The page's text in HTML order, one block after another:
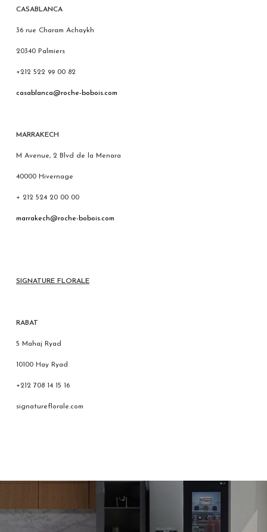
CASABLANCA
36 rue Charam Achaykh
20340 Palmiers
+212 522 99 00 82
casablanca@roche-bobois.com
MARRAKECH
M Avenue, 2 Blvd de la Menara
40000 Hivernage
+ 212 524 20 00 00
marrakech@roche-bobois.com
SIGNATURE FLORALE
RABAT
5 Mahaj Ryad
10100 Hay Ryad
+212 708 14 15 16
signatureflorale.com